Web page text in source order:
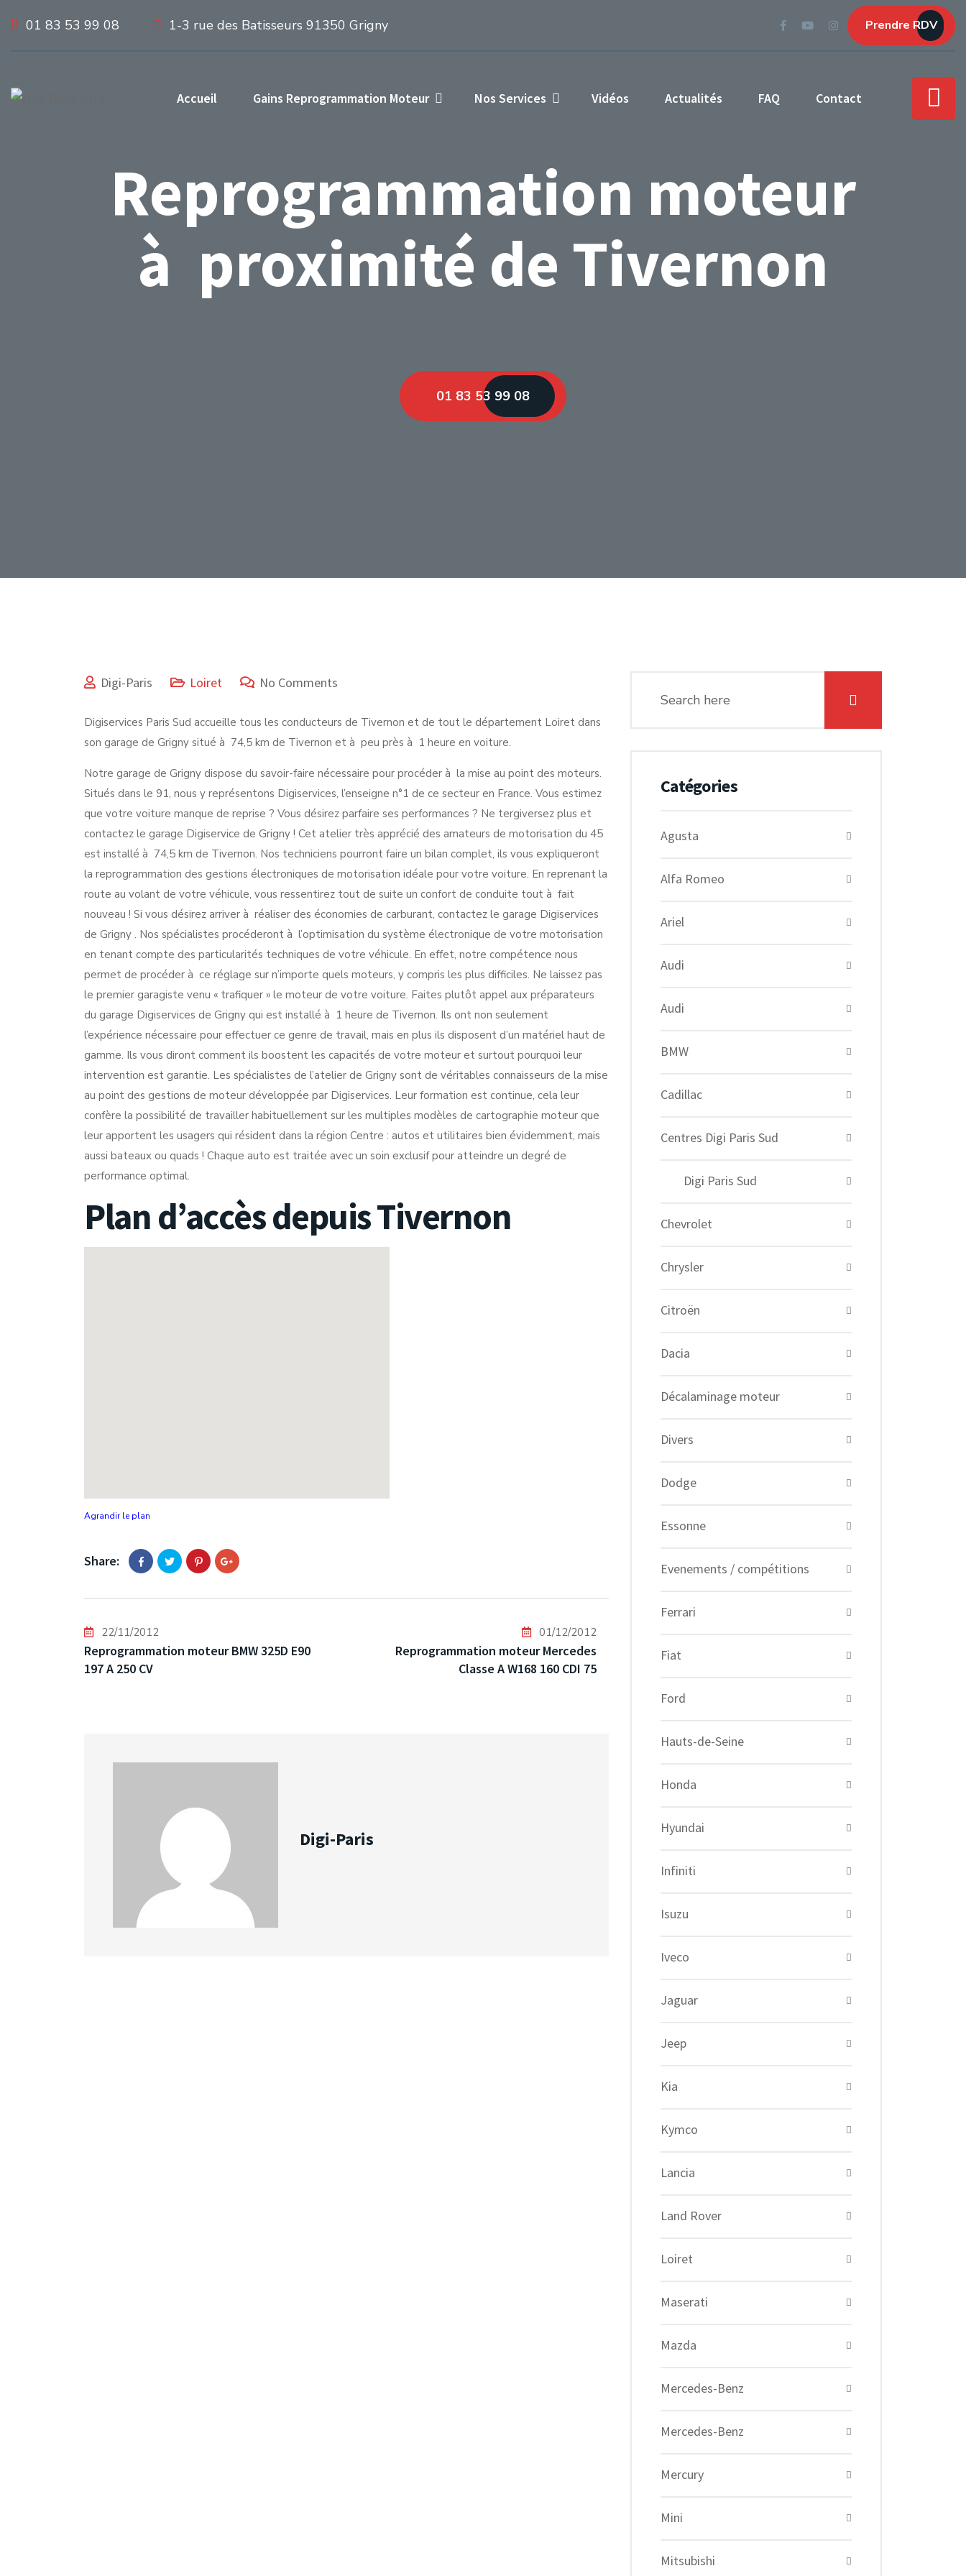
01 83 53 99 08 1-3 rue des Batisseurs 91350 Grigny Prendre RDV
Accueil Gains Reprogrammation Moteur Nos Services Vidéos Actualités FAQ Contact
Reprogrammation moteur
à proximité de Tivernon
01 83 53 99 08
Digi-Paris Loiret No Comments
Digiservices Paris Sud accueille tous les conducteurs de Tivernon et de tout le département Loiret dans
son garage de Grigny situé à 74,5 km de Tivernon et à peu près à 1 heure en voiture.
Notre garage de Grigny dispose du savoir-faire nécessaire pour procéder à la mise au point des moteurs.
Situés dans le 91, nous y représentons Digiservices, l’enseigne n°1 de ce secteur en France. Vous estimez
que votre voiture manque de reprise ? Vous désirez parfaire ses performances ? Ne tergiversez plus et
contactez le garage Digiservice de Grigny ! Cet atelier très apprécié des amateurs de motorisation du 45
est installé à 74,5 km de Tivernon. Nos techniciens pourront faire un bilan complet, ils vous expliqueront
la reprogrammation des gestions électroniques de motorisation idéale pour votre voiture. En reprenant la
route au volant de votre véhicule, vous ressentirez tout de suite un confort de conduite tout à fait
nouveau ! Si vous désirez arriver à réaliser des économies de carburant, contactez le garage Digiservices
de Grigny . Nos spécialistes procéderont à l’optimisation du système électronique de votre motorisation
en tenant compte des particularités techniques de votre véhicule. En effet, notre compétence nous
permet de procéder à ce réglage sur n’importe quels moteurs, y compris les plus difficiles. Ne laissez pas
le premier garagiste venu « trafiquer » le moteur de votre voiture. Faites plutôt appel aux préparateurs
du garage Digiservices de Grigny qui est installé à 1 heure de Tivernon. Ils ont non seulement
l’expérience nécessaire pour effectuer ce genre de travail, mais en plus ils disposent d’un matériel haut de
gamme. Ils vous diront comment ils boostent les capacités de votre moteur et surtout pourquoi leur
intervention est garantie. Les spécialistes de l’atelier de Grigny sont de véritables connaisseurs de la mise
au point des gestions de moteur développée par Digiservices. Leur formation est continue, cela leur
confère la possibilité de travailler habituellement sur les multiples modèles de cartographie moteur que
leur apportent les usagers qui résident dans la région Centre : autos et utilitaires bien évidemment, mais
aussi bateaux ou quads ! Chaque auto est traitée avec un soin exclusif pour atteindre un degré de
performance optimal.
Plan d’accès depuis Tivernon
Agrandir le plan
Share:
22/11/2012
Reprogrammation moteur BMW 325D E90
197 A 250 CV
01/12/2012
Reprogrammation moteur Mercedes
Classe A W168 160 CDI 75
Digi-Paris
Catégories
Agusta
Alfa Romeo
Ariel
Audi
Audi
BMW
Cadillac
Centres Digi Paris Sud
Digi Paris Sud
Chevrolet
Chrysler
Citroën
Dacia
Décalaminage moteur
Divers
Dodge
Essonne
Evenements / compétitions
Ferrari
Fiat
Ford
Hauts-de-Seine
Honda
Hyundai
Infiniti
Isuzu
Iveco
Jaguar
Jeep
Kia
Kymco
Lancia
Land Rover
Loiret
Maserati
Mazda
Mercedes-Benz
Mercedes-Benz
Mercury
Mini
Mitsubishi